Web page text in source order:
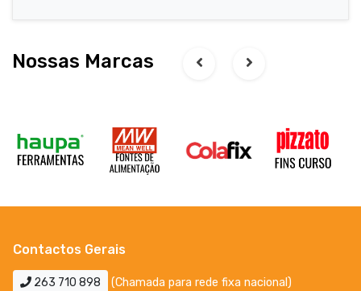
Nossas Marcas
Contactos Gerais
263 710 898 (Chamada para rede fixa nacional)